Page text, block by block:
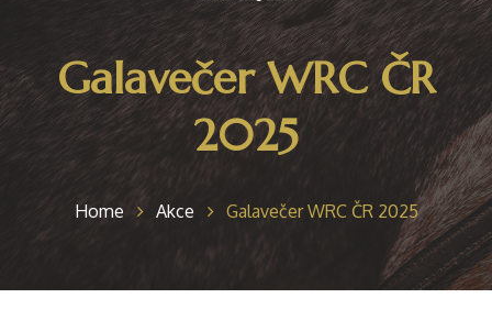
Galavečer WRC ČR
2025
Home Akce Galavečer WRC ČR 2025